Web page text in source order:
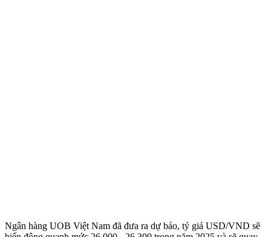
Ngân hàng UOB Việt Nam đã đưa ra dự báo, tỷ giá USD/VND sẽ